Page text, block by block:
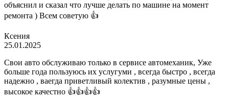
объяснил и сказал что лучше делать по машине на момент
ремонта ) Всем советую 👍
Ксения
25.01.2025
Свои авто обслуживаю только в сервисе автомеханик, Уже
больше года пользуюсь их услугуми , всегда быстро , всегда
надежно , ваегда приветливый колектив , разумные цены ,
высокое качестно 👍👍👍👍